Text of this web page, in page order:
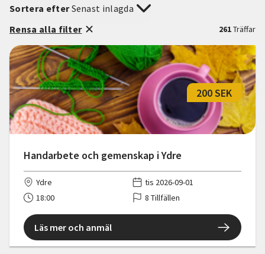
261Träffar
Sortera efterSenast inlagda
Rensa alla filter
Handarbete och gemenskap i Ydre
200 SEK
Ydre
tis 2026-09-01
18:00
8 Tillfällen
Läs mer och anmäl